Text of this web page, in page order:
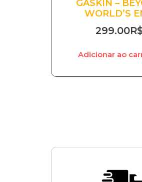
GASKIN –
WORLD’S
299.00
Adicionar ao